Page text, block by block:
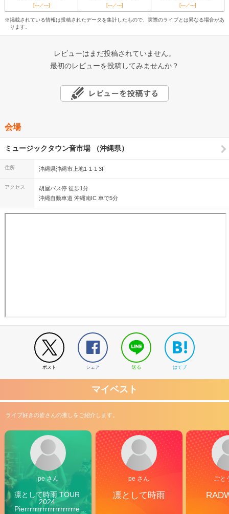
[---／---] [---／---] [---／---]
※掲載されている情報は投稿されたデータを集計したもので、実際のライブとは異なる場合があ
ります。
レビューはまだ投稿されていません。
最初のレビューを投稿してみませんか？
会場
ミュージックタウン音市場 （沖縄県）
住所 沖縄県沖縄市上地1-1-1 3F
アクセス
胡屋バス停 徒歩1分
沖縄自動車道 沖縄南IC 車で5分
ポスト シェア 送る はてブ
マイベスト
ライブ好きの皆さんの推しをご紹介します。
pe さん
凛として時雨 TOUR
2024
Pierrrrrrrrrrrrrrrrrrrre
pe さん
凛として時雨
ごと